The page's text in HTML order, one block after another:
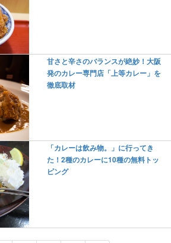
甘さと辛さのバランスが絶妙！大阪
発のカレー専門店「上等カレー」を
徹底取材
「カレーは飲み物。」に行ってき
た！2種のカレーに10種の無料トッ
ピング